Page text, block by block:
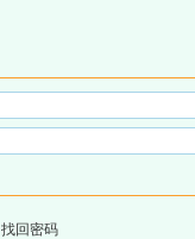
找回密码